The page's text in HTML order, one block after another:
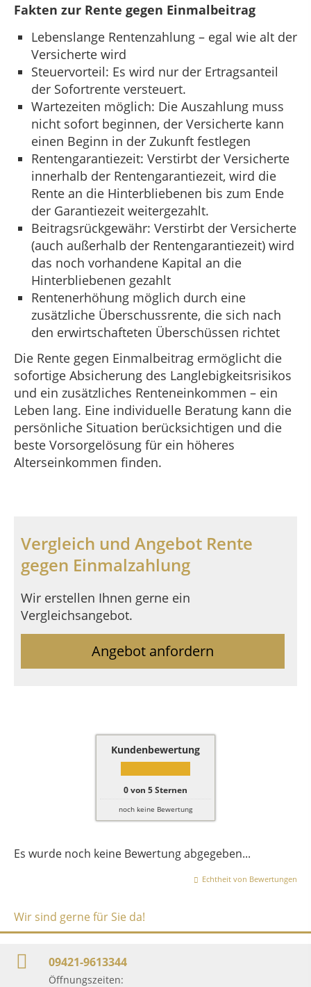
Fakten zur Rente gegen Einmalbeitrag
Lebenslange Rentenzahlung – egal wie alt der
Versicherte wird
Steuervorteil: Es wird nur der Ertragsanteil
der Sofortrente versteuert.
Wartezeiten möglich: Die Auszahlung muss
nicht sofort beginnen, der Versicherte kann
einen Beginn in der Zukunft festlegen
Rentengarantiezeit: Verstirbt der Versicherte
innerhalb der Rentengarantiezeit, wird die
Rente an die Hinterbliebenen bis zum Ende
der Garantiezeit weitergezahlt.
Beitragsrückgewähr: Verstirbt der Versicherte
(auch außerhalb der Rentengarantiezeit) wird
das noch vorhandene Kapital an die
Hinterbliebenen gezahlt
Rentenerhöhung möglich durch eine
zusätzliche Überschussrente, die sich nach
den erwirtschafteten Überschüssen richtet
Die Rente gegen Einmalbeitrag ermöglicht die
sofortige Absicherung des Langlebigkeitsrisikos
und ein zusätzliches Renteneinkommen – ein
Leben lang. Eine individuelle Beratung kann die
persönliche Situation berücksichtigen und die
beste Vorsorgelösung für ein höheres
Alterseinkommen finden.
Vergleich und Angebot Rente
gegen Einmalzahlung
Wir erstellen Ihnen gerne ein
Vergleichsangebot.
Angebot anfordern
Kundenbewertung
0von 5Sternen
noch keine Bewertung
Es wurde noch keine Bewertung abgegeben...
Echtheit von Bewertungen
Wir sind gerne für Sie da!
09421-9613344
Öffnungszeiten: